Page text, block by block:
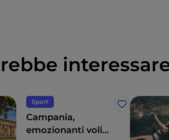
Sport
Like
Campania,
emozionanti voli